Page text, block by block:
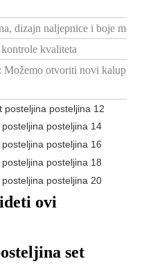
dizajn naljepnice i boje
kvaliteta
Možemo otvoriti novi kalup
ovi